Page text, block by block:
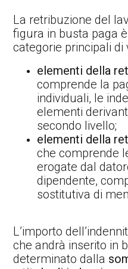
La retribuzione del
figura in busta paga
categorie principali di
elementi della
comprende la
individuali, le
elementi
secondo livello;
elementi della
che comprende
erogate dal
dipendente,
sostitutiva di
L’importo
che andrà inserito in
determinato dalla